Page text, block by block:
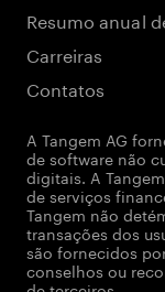
Resumo anual
Carreiras
Contatos
A Tangem AG
de software não
digitais. A
de serviços
Tangem não
transações dos
são fornecidos
conselhos ou